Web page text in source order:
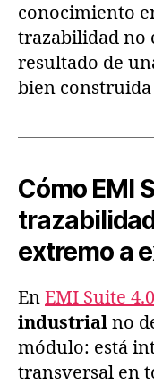
conocimiento
trazabilidad no
resultado de
bien
Cómo EMI
extremo a
En EMI Suite 4.0
industrial no
módulo: está
transversal en